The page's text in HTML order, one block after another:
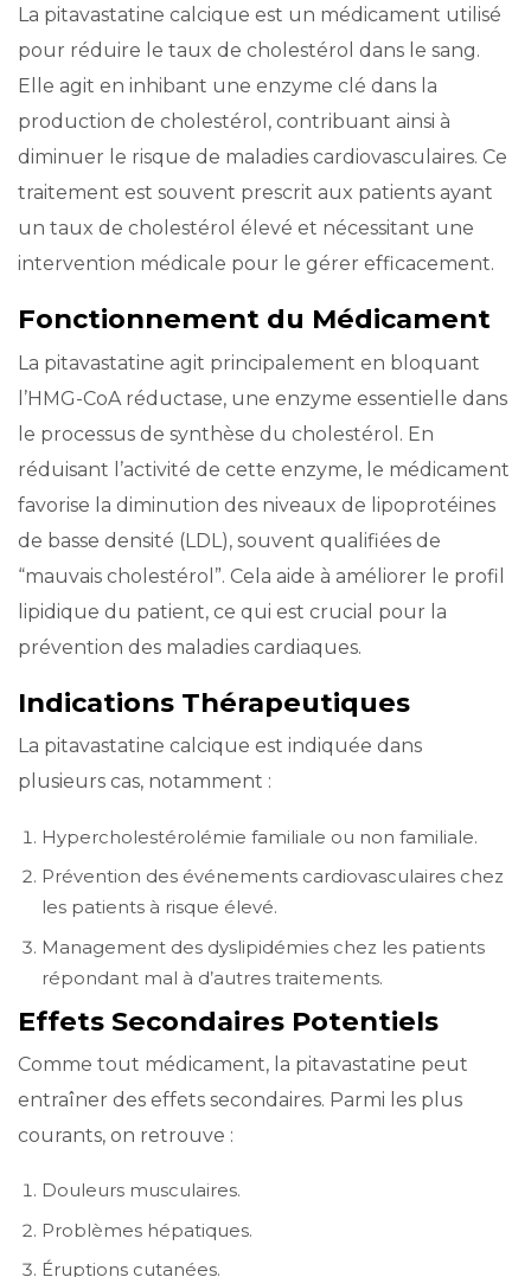
La pitavastatine calcique est un médicament utilisé
pour réduire le taux de cholestérol dans le sang.
Elle agit en inhibant une enzyme clé dans la
production de cholestérol, contribuant ainsi à
diminuer le risque de maladies cardiovasculaires. Ce
traitement est souvent prescrit aux patients ayant
un taux de cholestérol élevé et nécessitant une
intervention médicale pour le gérer efficacement.
Fonctionnement du Médicament
La pitavastatine agit principalement en bloquant
l’HMG-CoA réductase, une enzyme essentielle dans
le processus de synthèse du cholestérol. En
réduisant l’activité de cette enzyme, le médicament
favorise la diminution des niveaux de lipoprotéines
de basse densité (LDL), souvent qualifiées de
“mauvais cholestérol”. Cela aide à améliorer le profil
lipidique du patient, ce qui est crucial pour la
prévention des maladies cardiaques.
Indications Thérapeutiques
La pitavastatine calcique est indiquée dans
plusieurs cas, notamment :
Hypercholestérolémie familiale ou non familiale.
Prévention des événements cardiovasculaires chez
les patients à risque élevé.
Management des dyslipidémies chez les patients
répondant mal à d’autres traitements.
Effets Secondaires Potentiels
Comme tout médicament, la pitavastatine peut
entraîner des effets secondaires. Parmi les plus
courants, on retrouve :
Douleurs musculaires.
Problèmes hépatiques.
Éruptions cutanées.